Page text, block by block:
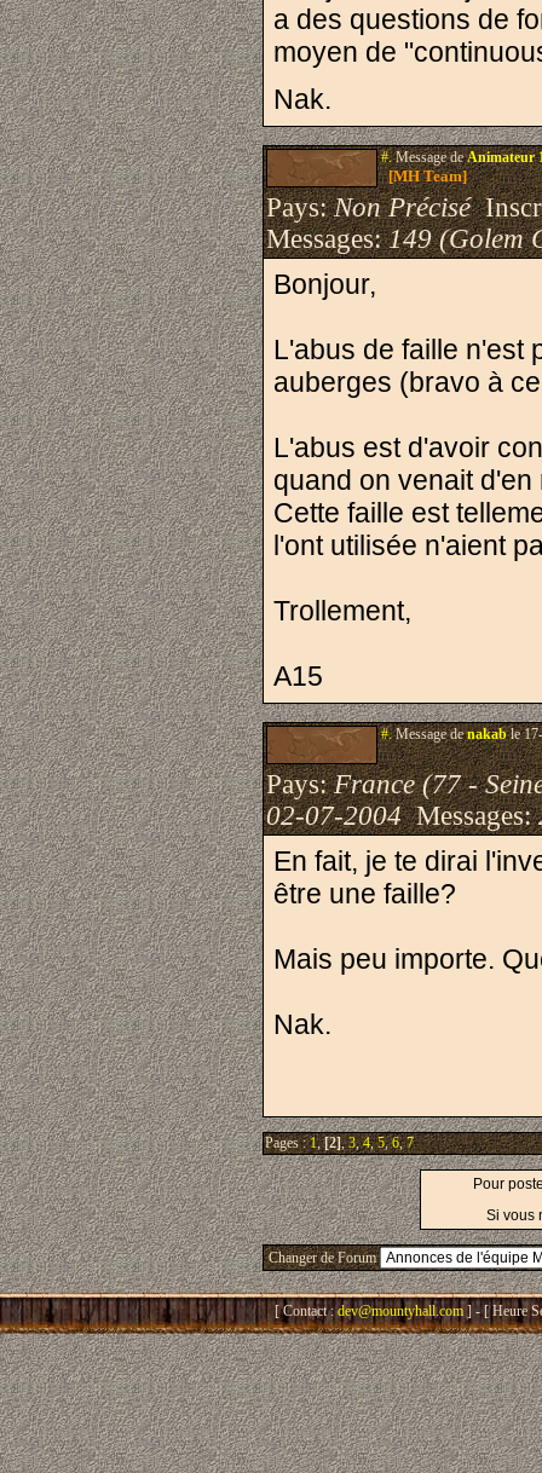
a des questions de
moyen de
Nak.
#.Message deAnimateur
[MH Team]
Pays:Non Précisé
Messages:149 (Golem
Bonjour,
L'abus de faille n'est
auberges (bravo à
L'abus est d'avoir
quand on venait
Cette faille est
l'ont utilisée n'aient
Trollement,
A15
#.Message denakable
Pays:France (77 -
02-07-2004Messages:
En fait, je te dirai
être une faille?
Mais peu importe.
Nak.
Pages :1,[2],3,4,5,6,7
Pour
Si vous
Changer de Forum
[ Contact : dev@mountyhall.com ] - [ Heure